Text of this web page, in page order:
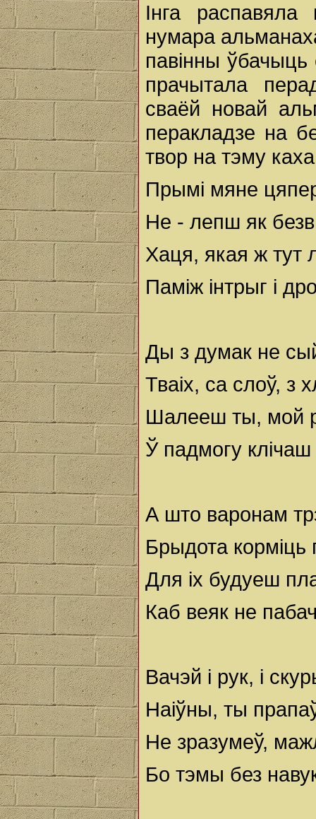
Інга
нумара
павінны
прачытала
сваёй новай
перакладзе на
твор на тэму
Прымі мяне
Не - лепш як
Хаця, якая ж тут
Паміж інтрыг і
Ды з думак не
Тваіх, са слоў, з
Шалееш ты, мой
Ў падмогу
А што варонам
Брыдота
Для іх будуеш
Каб веяк не
Вачэй і рук, і
Наіўны, ты
Не зразумеў,
Бо тэмы без